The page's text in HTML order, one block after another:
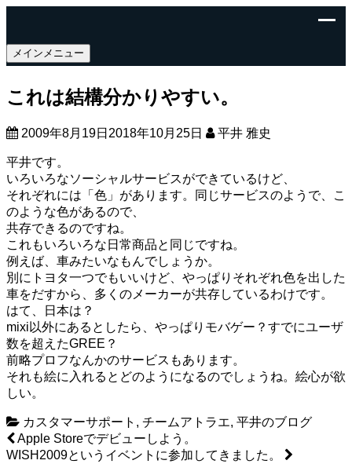
メインメニュー
これは結構分かりやすい。
2009年8月19日 2018年10月25日 平井 雅史
平井です。
いろいろなソーシャルサービスができているけど、
それぞれには「色」があります。同じサービスのようで、こ
のような色があるので、
共存できるのですね。
これもいろいろな日常商品と同じですね。
例えば、車みたいなもんでしょうか。
別にトヨタ一つでもいいけど、やっぱりそれぞれ色を出した
車をだすから、多くのメーカーが共存しているわけです。
はて、日本は？
mixi以外にあるとしたら、やっぱりモバゲー？すでにユーザ
数を超えたGREE？
前略プロフなんかのサービスもあります。
それも絵に入れるとどのようになるのでしょうね。絵心が欲
しい。
カスタマーサポート , チームアトラエ, 平井のブログ
投Apple Storeでデビューしよう。
WISH2009というイベントに参加してきました。